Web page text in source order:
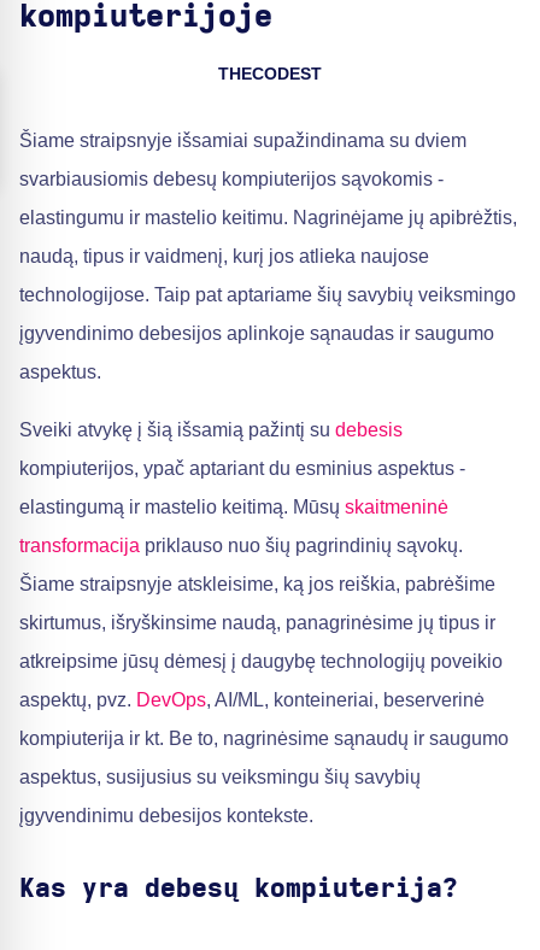
kompiuterijoje
THECODEST
Šiame straipsnyje išsamiai supažindinama su dviem
svarbiausiomis debesų kompiuterijos sąvokomis -
elastingumu ir mastelio keitimu. Nagrinėjame jų apibrėžtis,
naudą, tipus ir vaidmenį, kurį jos atlieka naujose
technologijose. Taip pat aptariame šių savybių veiksmingo
įgyvendinimo debesijos aplinkoje sąnaudas ir saugumo
aspektus.
Sveiki atvykę į šią išsamią pažintį su debesis
kompiuterijos, ypač aptariant du esminius aspektus -
elastingumą ir mastelio keitimą. Mūsų skaitmeninė
transformacija priklauso nuo šių pagrindinių sąvokų.
Šiame straipsnyje atskleisime, ką jos reiškia, pabrėšime
skirtumus, išryškinsime naudą, panagrinėsime jų tipus ir
atkreipsime jūsų dėmesį į daugybę technologijų poveikio
aspektų, pvz. DevOps, AI/ML, konteineriai, beserverinė
kompiuterija ir kt. Be to, nagrinėsime sąnaudų ir saugumo
aspektus, susijusius su veiksmingu šių savybių
įgyvendinimu debesijos kontekste.
Kas yra debesų kompiuterija?